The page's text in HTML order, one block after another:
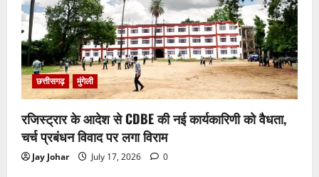
छत्तीसगढ़ मुंगेली
रजिस्ट्रार के आदेश से CDBE की नई कार्यकारिणी को वैधता,
चर्च प्रबंधन विवाद पर लगा विराम
Jay Johar July 17, 2026 0